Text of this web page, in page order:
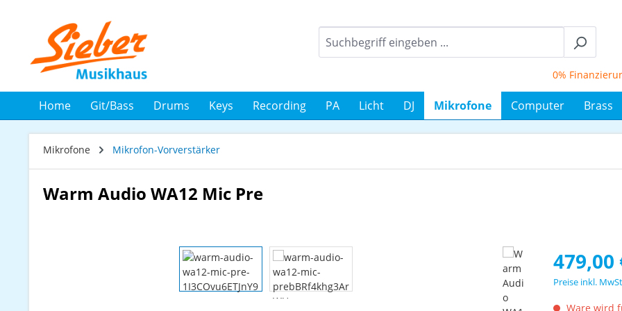
0% Finanzierung
Home Git/Bass Drums Keys Recording PA Licht DJ Mikrofone Computer Brass
Mikrofone Mikrofon-Vorverstärker
Warm Audio WA12 Mic Pre
Regulärer
479,00
Preise inkl.
Ware wird